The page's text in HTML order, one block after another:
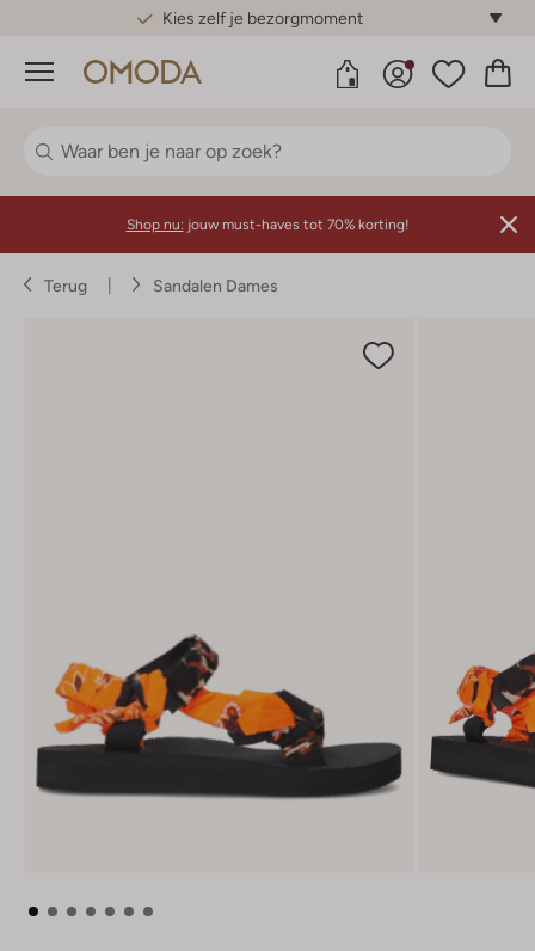
Gratis standaard verzending*
Menu
Shop nu: jouw must-haves tot 70% korting!
Terug Sandalen Dames